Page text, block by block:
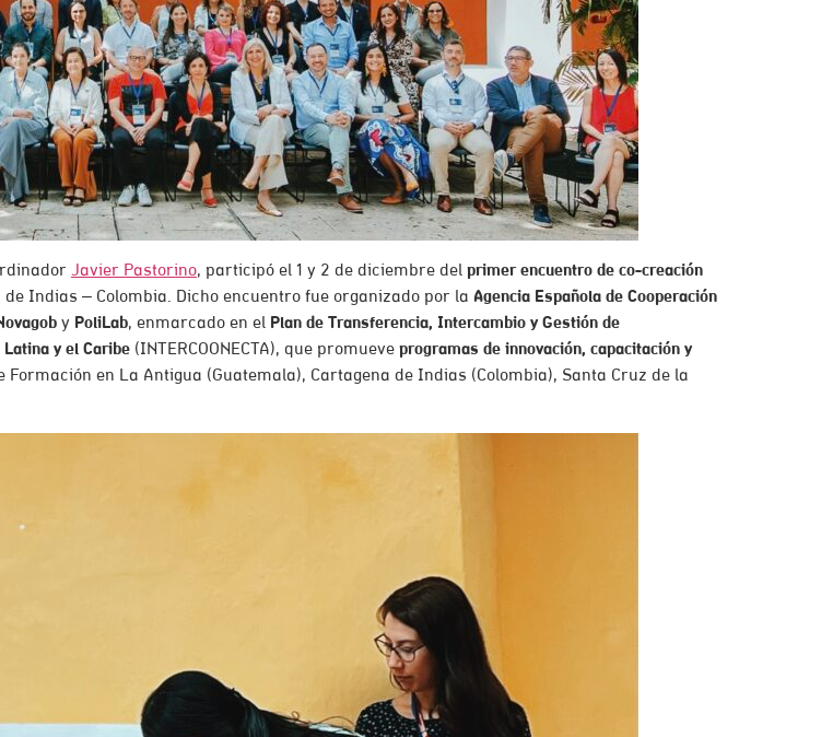
Javier Pastorino, participó el 1 y 2 de diciembre del primer encuentro de co-creación
Indias – Colombia. Dicho encuentro fue organizado por la Agencia Española de Cooperación
y PoliLab, enmarcado en el Plan de Transferencia, Intercambio y Gestión de
y el Caribe (INTERCOONECTA), que promueve programas de innovación, capacitación y
Formación en La Antigua (Guatemala), Cartagena de Indias (Colombia), Santa Cruz de la